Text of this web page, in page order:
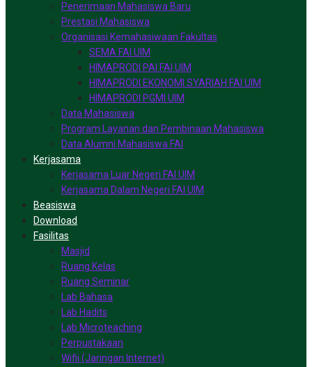
Penerimaan Mahasiswa Baru
Prestasi Mahasiswa
Organisasi Kemahasiwaan Fakultas
SEMA FAI UIM
HIMAPRODI PAI FAI UIM
HIMAPRODI EKONOMI SYARIAH FAI UIM
HIMAPRODI PGMI UIM
Data Mahasiswa
Program Layanan dan Pembinaan Mahasiswa
Data Alumni Mahasiswa FAI
Kerjasama
Kerjasama Luar Negeri FAI UIM
Kerjasama Dalam Negeri FAI UIM
Beasiswa
Download
Fasilitas
Masjid
Ruang Kelas
Ruang Seminar
Lab Bahasa
Lab Hadits
Lab Microteaching
Perpustakaan
Wifii (Jaringan Internet)